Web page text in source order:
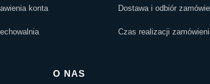
konta Dostawa i odbiór
Czas realizacji
O NAS